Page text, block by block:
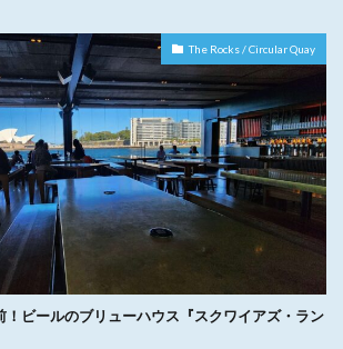
The Rocks / Circular Quay
！ビールのブリューハウス『スクワイアズ・ラン